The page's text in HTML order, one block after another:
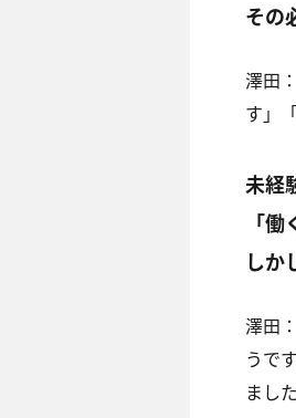
その
澤田：
す」
未経
「
しか
澤田：
うで
まし